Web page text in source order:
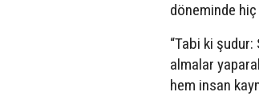
döneminde
“Tabi ki
almalar
hem insan